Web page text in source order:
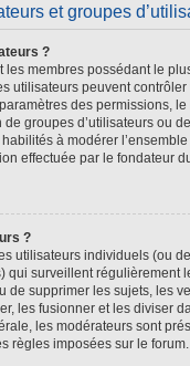
et groupes
?
les membres possédant le
utilisateurs peuvent
des permissions,
de groupes d’utilisateurs ou
à modérer
effectuée par le fondateur
?
utilisateurs individuels (ou
qui surveillent régulièrement
de supprimer les sujets, les
les fusionner et les diviser
les modérateurs sont
règles imposées sur le forum.